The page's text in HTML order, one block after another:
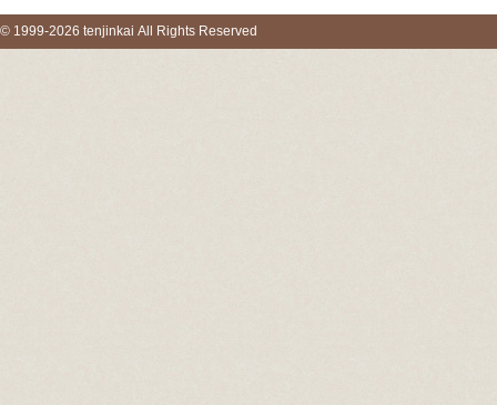
© 1999-2026 tenjinkai All Rights Reserved